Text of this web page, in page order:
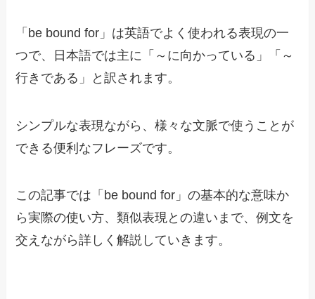
「be bound for」は英語でよく使われる表現の一
つで、日本語では主に「～に向かっている」「～
行きである」と訳されます。
シンプルな表現ながら、様々な文脈で使うことが
できる便利なフレーズです。
この記事では「be bound for」の基本的な意味か
ら実際の使い方、類似表現との違いまで、例文を
交えながら詳しく解説していきます。